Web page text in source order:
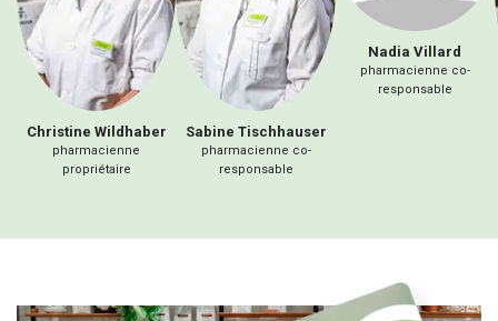
Christine Wildhaber
pharmacienne
propriétaire
Sabine Tischhauser
pharmacienne co-
responsable
Nadia Villard
pharmacienne co-
responsable